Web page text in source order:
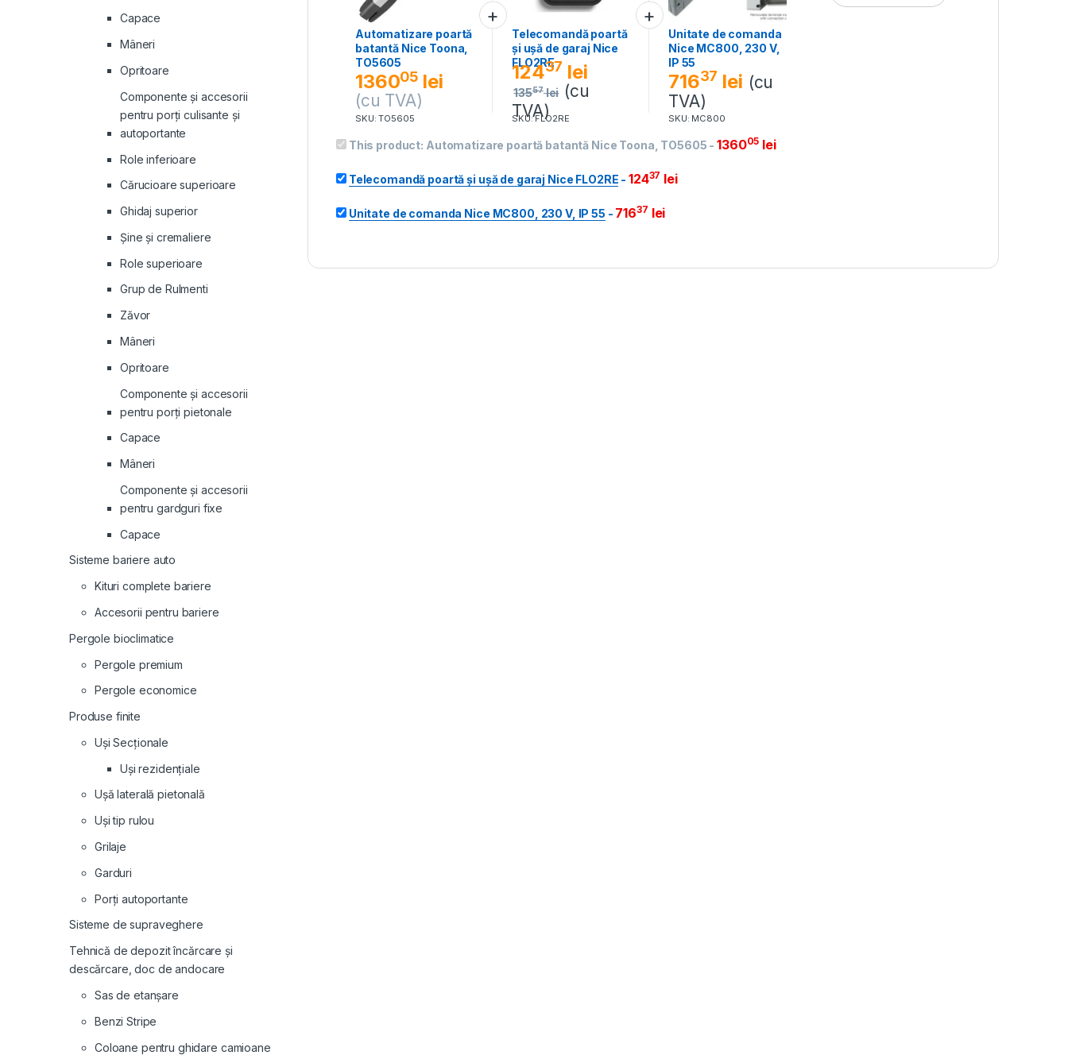
Automatizare poartă
batantă Nice Toona,
TO5605
136005 lei
(cu TVA)
SKU: TO5605
Telecomandă poartă
și ușă de garaj Nice
FLO2RE
12437 lei
13557 lei (cu
TVA)
SKU: FLO2RE
Unitate de comanda
Nice MC800, 230 V,
IP 55
71637 lei (cu
TVA)
SKU: MC800
This product: Automatizare poartă batantă Nice Toona, TO5605 -136005 lei
Telecomandă poartă și ușă de garaj Nice FLO2RE -12437 lei
Unitate de comanda Nice MC800, 230 V, IP 55 - 71637 lei
Capace
Mâneri
Opritoare
Componente și accesorii
pentru porți culisante și
autoportante
Role inferioare
Cărucioare superioare
Ghidaj superior
Şine şi cremaliere
Role superioare
Grup de Rulmenti
Zăvor
Mâneri
Opritoare
Componente și accesorii
pentru porți pietonale
Capace
Mâneri
Componente și accesorii
pentru gardguri fixe
Capace
Sisteme bariere auto
Kituri complete bariere
Accesorii pentru bariere
Pergole bioclimatice
Pergole premium
Pergole economice
Produse finite
Uși Secționale
Uși rezidențiale
Ușă laterală pietonală
Uși tip rulou
Grilaje
Garduri
Porți autoportante
Sisteme de supraveghere
Tehnică de depozit încărcare și
descărcare, doc de andocare
Sas de etanșare
Benzi Stripe
Coloane pentru ghidare camioane